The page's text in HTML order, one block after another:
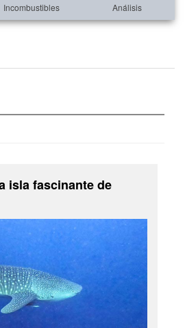
Incombustibles Análisis
isla fascinante de